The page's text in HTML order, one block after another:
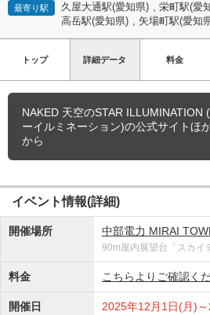
最寄り駅 久屋大通駅(愛知県) , 栄町駅(愛
高岳駅(愛知県) , 矢場町駅(愛知
トップ 詳細データ 料金
NAKED 天空のSTAR ILLUMINATION
ーイルミネーション)の公式サイトほ
から
イベント情報(詳細)
開催場所 中部電力 MIRAI
90m屋内展望台「スカイ
料金 こちらよりご確認く
開催日 2025年12月1日(月)